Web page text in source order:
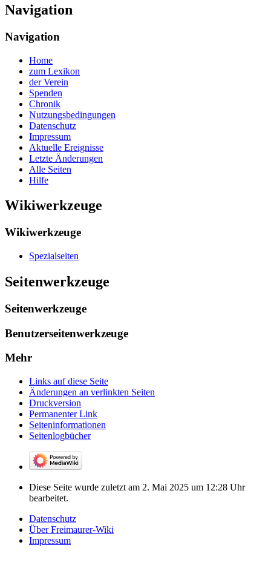
Navigation
Navigation
Home
zum Lexikon
der Verein
Spenden
Chronik
Nutzungsbedingungen
Datenschutz
Impressum
Aktuelle Ereignisse
Letzte Änderungen
Alle Seiten
Hilfe
Wikiwerkzeuge
Wikiwerkzeuge
Spezialseiten
Seitenwerkzeuge
Seitenwerkzeuge
Benutzerseitenwerkzeuge
Mehr
Links auf diese Seite
Änderungen an verlinkten Seiten
Druckversion
Permanenter Link
Seiten­­informationen
Seitenlogbücher
Diese Seite wurde zuletzt am 2. Mai 2025 um 12:28 Uhr
bearbeitet.
Datenschutz
Über Freimaurer-Wiki
Impressum